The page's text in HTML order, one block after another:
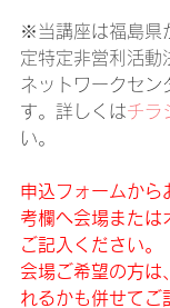
※当講座は福島県
定特定非営利活動
ネットワークセン
す。詳しくはチラ
い。
申込フォームから
考欄へ会場または
ご記入ください。
会場ご希望の方は
れるかも併せてご